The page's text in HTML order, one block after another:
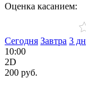
Оценка касанием:
Сегодня Завтра 3 дн
10:00
2D
200 руб.